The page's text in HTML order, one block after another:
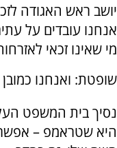
יושב ראש האגודה
אנחנו עובדים על
מי שאינו זכאי
שופטת: ואנחנו
נסיך בית המשפט
היא שטראמפ –